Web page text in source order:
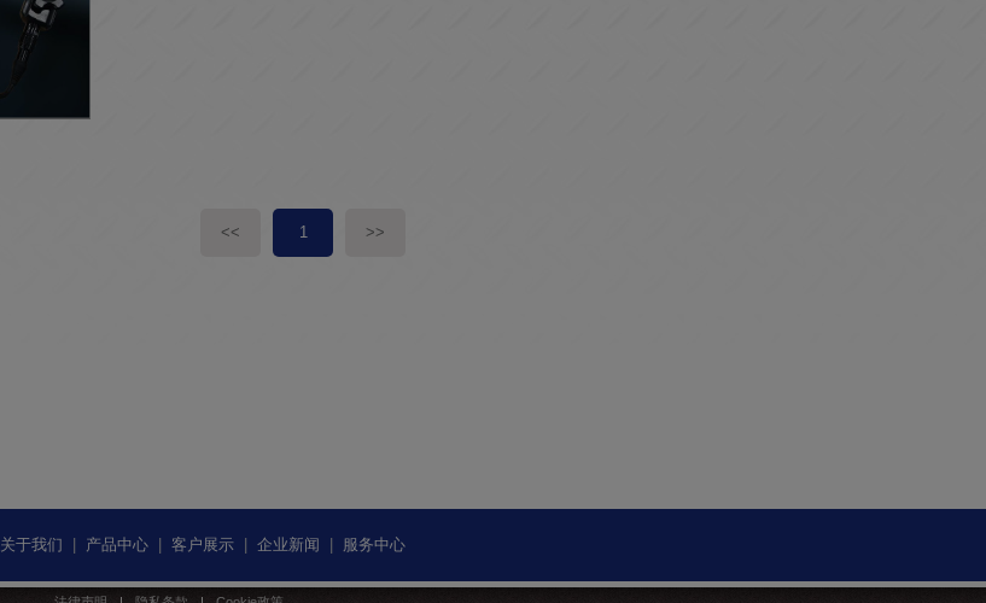
<< 1 >>
关于我们 产品中心| 客户展示| 企业新闻 服务中心